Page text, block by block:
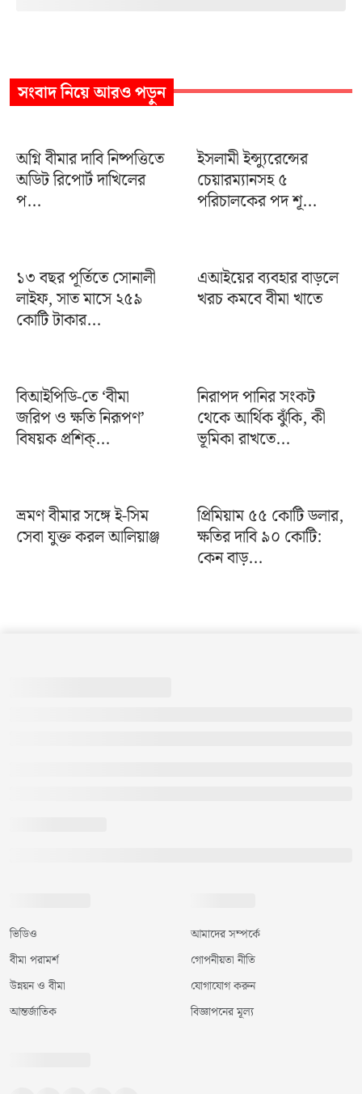
সংবাদনিয়ে আরও পড়ুন
অগ্নি বীমার দাবি নিষ্পত্তিতে
অডিট রিপোর্ট দাখিলের
প...
ইসলামী ইন্স্যুরেন্সের
চেয়ারম্যানসহ ৫
পরিচালকের পদ শূ...
১৩ বছর পূর্তিতে সোনালী
লাইফ, সাত মাসে ২৫৯
কোটি টাকার...
এআইয়ের ব্যবহার বাড়লে
খরচ কমবে বীমা খাতে
বিআইপিডি-তে ‘বীমা
জরিপ ও ক্ষতি নিরূপণ’
বিষয়ক প্রশিক্...
নিরাপদ পানির সংকট
থেকে আর্থিক ঝুঁকি, কী
ভূমিকা রাখতে...
ভ্রমণ বীমার সঙ্গে ই-সিম
সেবা যুক্ত করল আলিয়াঞ্জ
প্রিমিয়াম ৫৫ কোটি ডলার,
ক্ষতির দাবি ৯০ কোটি:
কেন বাড়...
ভিডিও
বীমা পরামর্শ
উন্নয়ন ও বীমা
আন্তর্জাতিক
আমাদের সম্পর্কে
গোপনীয়তা নীতি
যোগাযোগ করুন
বিজ্ঞাপনের মূল্য